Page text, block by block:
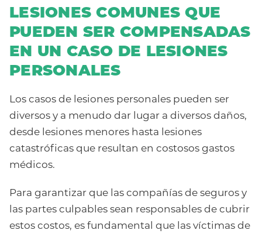
LESIONES COMUNES QUE
PUEDEN SER COMPENSADAS
EN UN CASO DE LESIONES
PERSONALES
Los casos de lesiones personales pueden ser
diversos y a menudo dar lugar a diversos daños,
desde lesiones menores hasta lesiones
catastróficas que resultan en costosos gastos
médicos.
Para garantizar que las compañías de seguros y
las partes culpables sean responsables de cubrir
estos costos, es fundamental que las víctimas de